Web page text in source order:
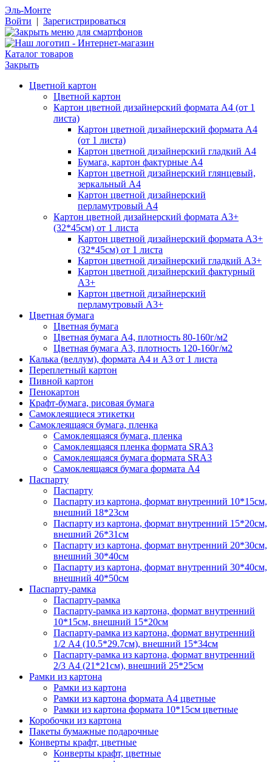
Эль-Монте
Войти | Зарегистрироваться
Каталог товаров
Закрыть
Цветной картон
Цветной картон
Картон цветной дизайнерский формата А4 (от 1
листа)
Картон цветной дизайнерский формата А4
(от 1 листа)
Картон цветной дизайнерский гладкий А4
Бумага, картон фактурные А4
Картон цветной дизайнерский глянцевый,
зеркальный А4
Картон цветной дизайнерский
перламутровый А4
Картон цветной дизайнерский формата А3+
(32*45см) от 1 листа
Картон цветной дизайнерский формата А3+
(32*45см) от 1 листа
Картон цветной дизайнерский гладкий А3+
Картон цветной дизайнерский фактурный
А3+
Картон цветной дизайнерский
перламутровый А3+
Цветная бумага
Цветная бумага
Цветная бумага А4, плотность 80-160г/м2
Цветная бумага А3, плотность 120-160г/м2
Калька (веллум), формата А4 и А3 от 1 листа
Переплетный картон
Пивной картон
Пенокартон
Крафт-бумага, рисовая бумага
Самоклеящиеся этикетки
Самоклеящаяся бумага, пленка
Самоклеящаяся бумага, пленка
Самоклеящаяся пленка формата SRА3
Самоклеящаяся бумага формата SRА3
Самоклеящаяся бумага формата А4
Паспарту
Паспарту
Паспарту из картона, формат внутренний 10*15см,
внешний 18*23см
Паспарту из картона, формат внутренний 15*20см,
внешний 26*31см
Паспарту из картона, формат внутренний 20*30см,
внешний 30*40см
Паспарту из картона, формат внутренний 30*40см,
внешний 40*50см
Паспарту-рамка
Паспарту-рамка
Паспарту-рамка из картона, формат внутренний
10*15см, внешний 15*20см
Паспарту-рамка из картона, формат внутренний
1/2 А4 (10.5*29.7см), внешний 15*34см
Паспарту-рамка из картона, формат внутренний
2/3 А4 (21*21см), внешний 25*25см
Рамки из картона
Рамки из картона
Рамки из картона формата А4 цветные
Рамки из картона формата 10*15см цветные
Коробочки из картона
Пакеты бумажные подарочные
Конверты крафт, цветные
Конверты крафт, цветные